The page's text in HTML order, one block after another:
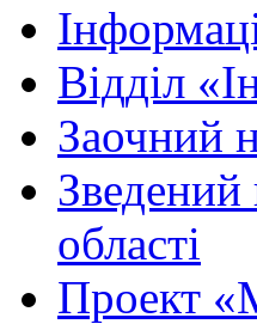
Вiддiл
Заочний
області
Проект